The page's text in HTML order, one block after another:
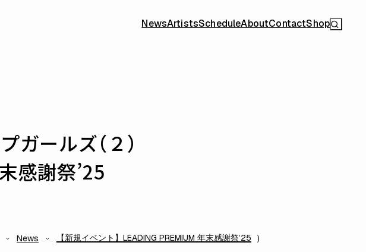
NewsArtistsScheduleAboutContactShop
ガールズ（２）
感謝祭’25
News 【新規イベント】LEADING PREMIUM 年末感謝祭’25